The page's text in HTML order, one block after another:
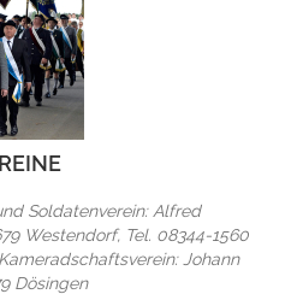
Soldatenverein: Alfred
Westendorf, Tel. 08344-1560
Johann
Dösingen